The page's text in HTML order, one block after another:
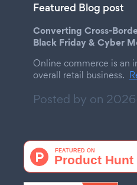
Featured Blog post
Converting Cross-
Black Friday & Cyber
Online commerce is an
overall retail business.
Posted by on